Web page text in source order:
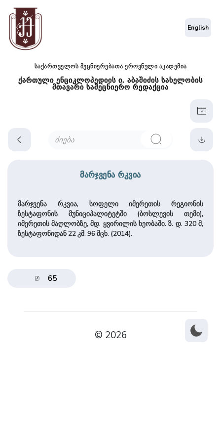
საქართველოს მეცნიერებათა ეროვნული აკადემია
ქართული ენციკლოპედიის ი. აბაშიძის სახელობის
მთავარი სამეცნიერო რედაქცია
English
მარჯვენა რკვია
მარჯვენა რკვია, სოფელი იმერეთის რეგიონის
ზესტაფონის მუნიციპალიტეტში (ბოსლევის თემი),
იმერეთის მაღლობზე, მდ. ყვირილის ხეობაში. ზ. დ. 320 მ,
ზესტაფონიდან 22 კმ. 96 მცხ. (2014).
65
© 2026